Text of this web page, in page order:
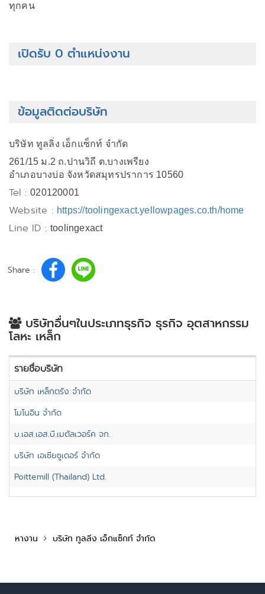
ทุกคน
เปิดรับ 0 ตำแหน่งงาน
ข้อมูลติดต่อบริษัท
บริษัท ทูลลิ่ง เอ็กแซ็กท์ จำกัด
261/15 ม.2 ถ.ปานวิถี ต.บางเพรียง
อำเภอบางบ่อ จังหวัดสมุทรปราการ 10560
Tel :020120001
Website : https://toolingexact.yellowpages.co.th/home
Line ID : toolingexact
Share :
บริษัทอื่นๆในประเภทธุรกิจ ธุรกิจ อุตสาหกรรม
โลหะ เหล็ก
รายชื่อบริษัท
บริษัท เหล็กตรัง จำกัด
โมโนอิน จำกัด
บ.เอส.เอส.บี.เมตัลเวอร์ค จก.
บริษัท เอเซียซูเดอร์ จำกัด
Poittemill (Thailand) Ltd.
หางาน บริษัท ทูลลิ่ง เอ็กแซ็กท์ จำกัด